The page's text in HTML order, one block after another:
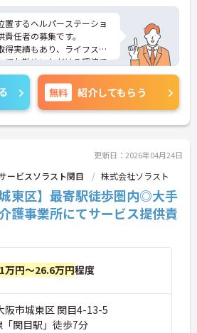
置するヘルパーステーショ
任者の募集です。
得実績もあり、ライフステ
てお勤めいただける環境で
り、頑張りがきちんと評価
接対策ポイントなど、さら
でお気軽にご相談くださ
無料 紹介してもらう
更新日：2026年04月24日
ービスソラスト関目 株式会社ソラスト
城東区】最寄駅徒歩圏内◎大手
護事業所にてサービス提供責
万円～26.6万円程度
阪市城東区 関目4-13-5
「関目駅」徒歩7分